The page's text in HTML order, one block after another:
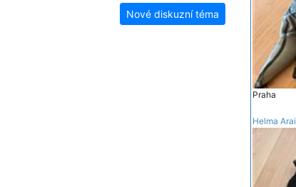
Nové diskuzní téma
Praha
Helma Arai